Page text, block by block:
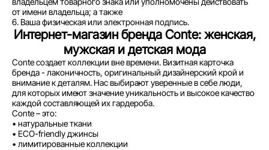
от имени владельца; а также
6. Ваша физическая или электронная подпись.
Интернет-магазин бренда Conte: женская,
мужская и детская мода
Conte создает коллекции вне времени. Визитная карточка
бренда - лаконичность, оригинальный дизайнерский крой и
внимание к деталям. Нас выбирают уверенные в себе люди,
для которых имеют значение уникальность и высокое качество
каждой составляющей их гардероба.
Conte – это:
• натуральные ткани
• ECO-friendly джинсы
• лимитированные коллекции